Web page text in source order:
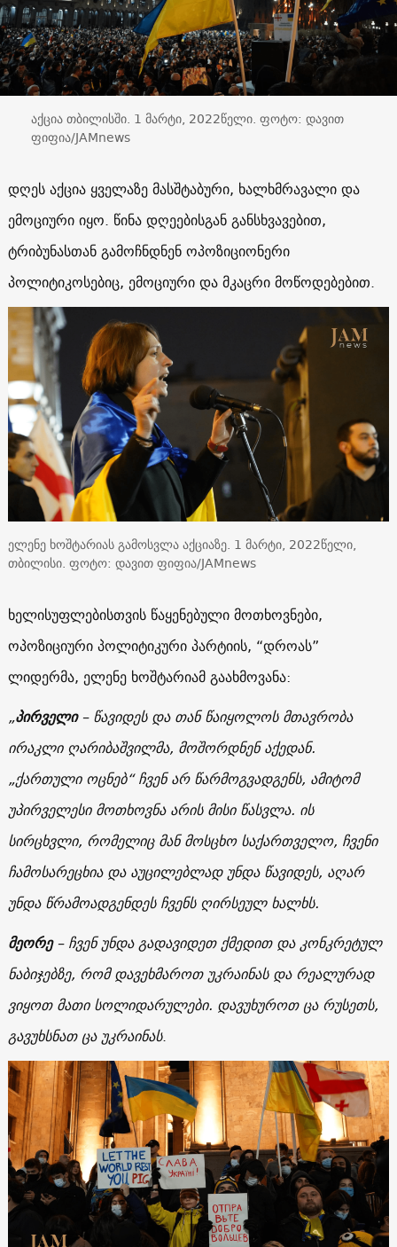
აქცია თბილისში. 1 მარტი, 2022წელი. ფოტო: დავით
ფიფია/JAMnews
დღეს აქცია ყველაზე მასშტაბური, ხალხმრავალი და
ემოციური იყო. წინა დღეებისგან განსხვავებით,
ტრიბუნასთან გამოჩნდნენ ოპოზიციონერი
პოლიტიკოსებიც, ემოციური და მკაცრი მოწოდებებით.
ელენე ხოშტარიას გამოსვლა აქციაზე. 1 მარტი, 2022წელი,
თბილისი. ფოტო: დავით ფიფია/JAMnews
ხელისუფლებისთვის წაყენებული მოთხოვნები,
ოპოზიციური პოლიტიკური პარტიის, “დროას”
ლიდერმა, ელენე ხოშტარიამ გაახმოვანა:
„პირველი– წავიდეს და თან წაიყოლოს მთავრობა
ირაკლი ღარიბაშვილმა, მოშორდნენ აქედან.
„ქართული ოცნებ“ ჩვენ არ წარმოგვადგენს, ამიტომ
უპირველესი მოთხოვნა არის მისი წასვლა. ის
სირცხვლი, რომელიც მან მოსცხო საქართველო, ჩვენი
ჩამოსარეცხია და აუცილებლად უნდა წავიდეს, აღარ
უნდა წრამოადგენდეს ჩვენს ღირსეულ ხალხს.
მეორე– ჩვენ უნდა გადავიდეთ ქმედით და კონკრეტულ
ნაბიჯებზე, რომ დავეხმაროთ უკრაინას და რეალურად
ვიყოთ მათი სოლიდარულები. დავუხუროთ ცა რუსეთს,
გავუხსნათ ცა უკრაინას.